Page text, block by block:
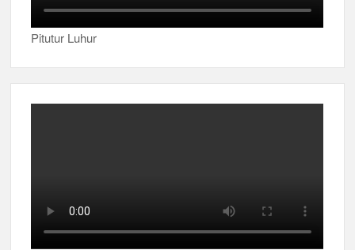
Pitutur Luhur